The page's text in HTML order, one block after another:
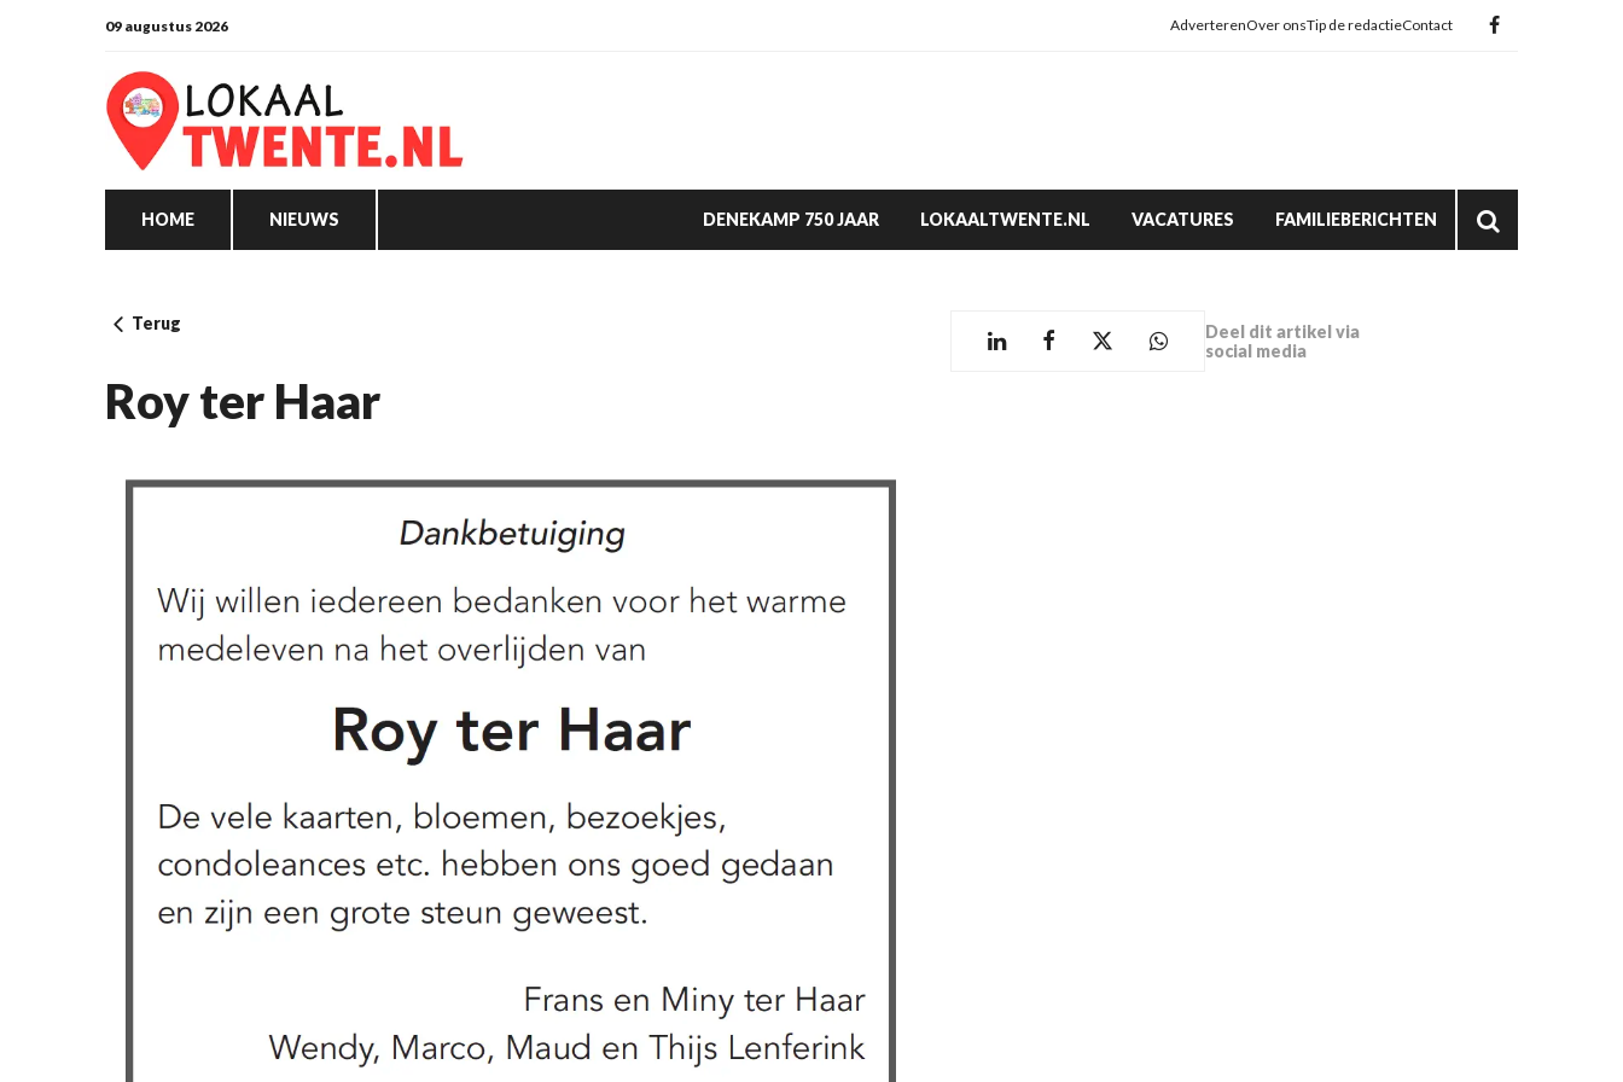
09 augustus 2026 AdverterenOver onsTip de redactieContact
HOME NIEUWS DENEKAMP 750 JAAR LOKAALTWENTE.NL VACATURES FAMILIEBERICHTEN
Terug
Roy ter Haar
Deel dit artikel via
social media